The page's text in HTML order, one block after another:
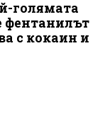
голямата
фентанилът
с кокаин и